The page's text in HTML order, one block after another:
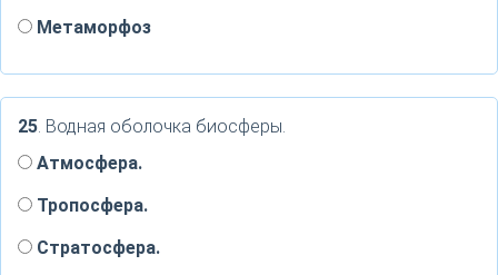
Метаморфоз
25. Водная оболочка биосферы.
Атмосфера.
Тропосфера.
Стратосфера.